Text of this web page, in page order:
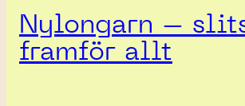
Nylongarn –
framför allt